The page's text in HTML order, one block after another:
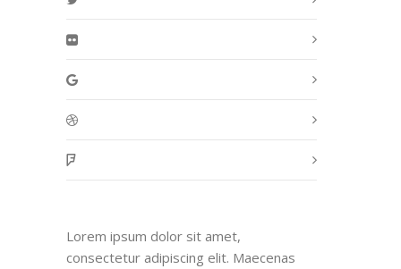
Lorem ipsum dolor sit amet,
consectetur adipiscing elit. Maecenas